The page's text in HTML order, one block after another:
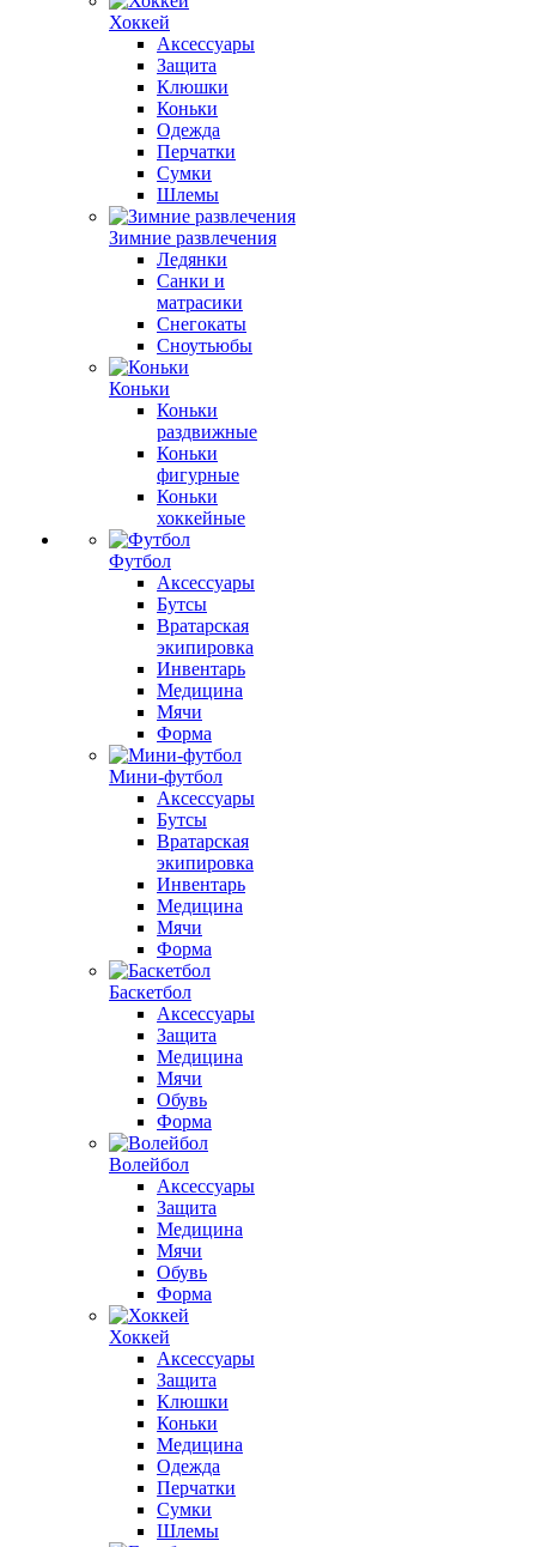
Хоккей
Аксессуары
Защита
Клюшки
Коньки
Одежда
Перчатки
Сумки
Шлемы
Зимние развлечения
Ледянки
Санки и
матрасики
Снегокаты
Сноутьюбы
Коньки
Коньки
раздвижные
Коньки
фигурные
Коньки
хоккейные
Футбол
Аксессуары
Бутсы
Вратарская
экипировка
Инвентарь
Медицина
Мячи
Форма
Мини-футбол
Аксессуары
Бутсы
Вратарская
экипировка
Инвентарь
Медицина
Мячи
Форма
Баскетбол
Аксессуары
Защита
Медицина
Мячи
Обувь
Форма
Волейбол
Аксессуары
Защита
Медицина
Мячи
Обувь
Форма
Хоккей
Аксессуары
Защита
Клюшки
Коньки
Медицина
Одежда
Перчатки
Сумки
Шлемы